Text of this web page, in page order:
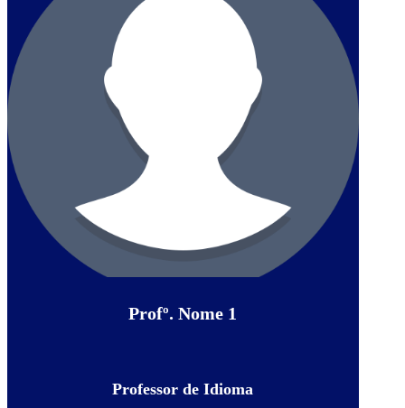
Profº. Nome 1
Professor de Idioma